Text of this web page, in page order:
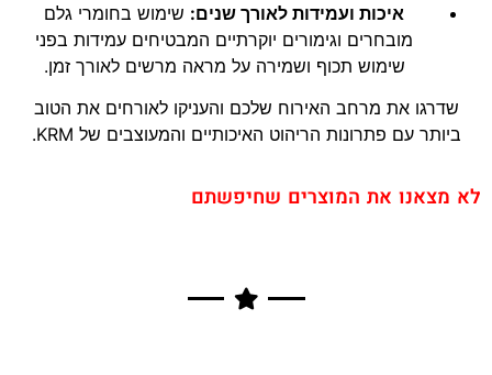
איכות ועמידות לאורך שנים: שימוש בחומרי גלם
מובחרים וגימורים יוקרתיים המבטיחים עמידות בפני
שימוש תכוף ושמירה על מראה מרשים לאורך זמן.
שדרגו את מרחב האירוח שלכם והעניקו לאורחים את הטוב
ביותר עם פתרונות הריהוט האיכותיים והמעוצבים של KRM.
לא מצאנו את המוצרים שחיפשתם